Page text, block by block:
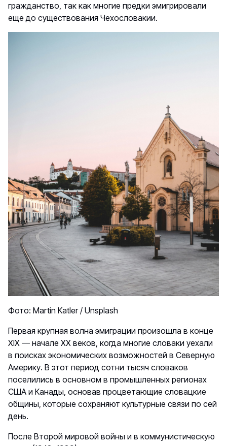
гражданство, так как многие предки эмигрировали
еще до существования Чехословакии.
Фото: Martin Katler/ Unsplash
Первая крупная волна эмиграции произошла в конце
XIX — начале XX веков, когда многие словаки уехали
в поисках экономических возможностей в Северную
Америку. В этот период сотни тысяч словаков
поселились в основном в промышленных регионах
США и Канады, основав процветающие словацкие
общины, которые сохраняют культурные связи по сей
день.
После Второй мировой войны и в коммунистическую